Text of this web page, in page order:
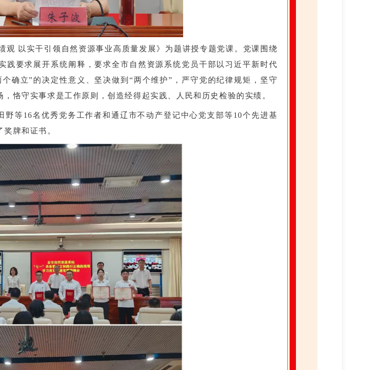
观 以实干引领自然资源事业高质量发展》为题讲授专题党课。党课围绕
践要求展开系统阐释，要求全市自然资源系统党员干部以习近平新时代
确立”的决定性意义、坚决做到“两个维护”，严守党的纪律规矩，坚守
恪守实事求是工作原则，创造经得起实践、人民和历史检验的实绩。
等16名优秀党务工作者和通辽市不动产登记中心党支部等10个先进基
牌和证书。